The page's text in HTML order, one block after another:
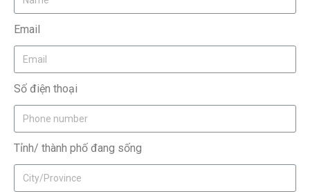
Email
Số điện thoại
Tỉnh/ thành phố đang sống